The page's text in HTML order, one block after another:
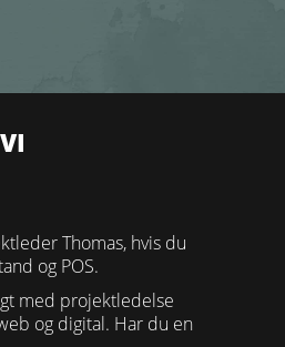
Thomas, hvis du
og POS.
med projektledelse
og digital. Har du en